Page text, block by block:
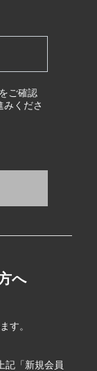
ご確認
くださ
へ
す。
記「新規会員